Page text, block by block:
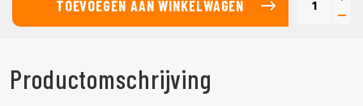
TOEVOEGEN AAN WINKELWAGEN
Productomschrijving